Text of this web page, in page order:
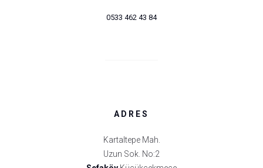
0533 462 43 84
ADRES
Kartaltepe Mah.
Uzun Sok. No:2